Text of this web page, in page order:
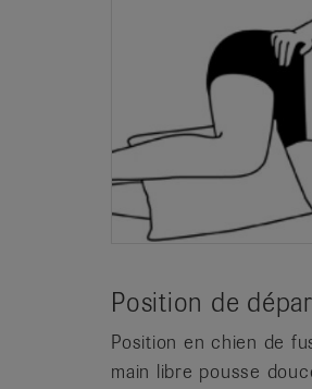
Position de
Position en chien de
main libre pousse